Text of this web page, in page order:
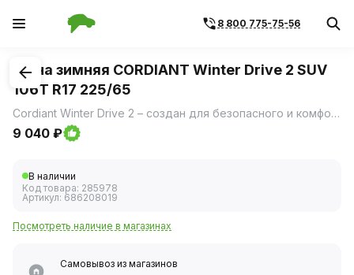
8 800 775-75-56
1/3
Шина зимняя CORDIANT Winter Drive 2 SUV
106T R17 225/65
Cordiant Winter Drive 2 – создан для безопасного и комфортного вождения вне зависимости от погоды и качества дорог.
9 040 ₽
В наличии
Код товара: 285978
Артикул: 686208019
Посмотреть наличие в магазинах
Самовывоз из магазинов